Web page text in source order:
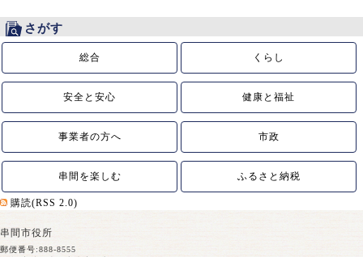
さがす
総合 くらし
安全と安心 健康と福祉
事業者の方へ 市政
串間を楽しむ ふるさと納税
購読(RSS 2.0)
串間市役所
郵便番号:888-8555